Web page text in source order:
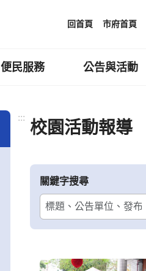
回首頁 市府首頁
便民服務 公告與活動
:::
校園活動報導
關鍵字搜尋